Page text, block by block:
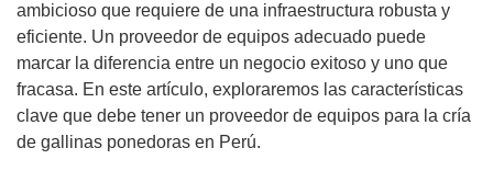
ambicioso que requiere de una infraestructura robusta y
eficiente. Un proveedor de equipos adecuado puede
marcar la diferencia entre un negocio exitoso y uno que
fracasa. En este artículo, exploraremos las características
clave que debe tener un proveedor de equipos para la cría
de gallinas ponedoras en Perú.